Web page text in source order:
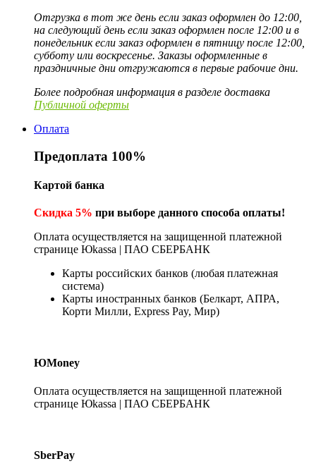
Отгрузка в тот же день если заказ оформлен до 12:00,
на следующий день если заказ оформлен после 12:00 и в
понедельник если заказ оформлен в пятницу после 12:00,
субботу или воскресенье. Заказы оформленные в
праздничные дни отгружаются в первые рабочие дни.
Более подробная информация в разделе доставка
Публичной оферты
Оплата
Предоплата 100%
Картой банка
Скидка 5% при выборе данного способа оплаты!
Оплата осуществляется на защищенной платежной
странице Юkassa | ПАО СБЕРБАНК
Карты российских банков (любая платежная
система)
Карты иностранных банков (Белкарт, АПРА,
Корти Милли, Express Pay, Мир)
ЮMoney
Оплата осуществляется на защищенной платежной
странице Юkassa | ПАО СБЕРБАНК
SberPay